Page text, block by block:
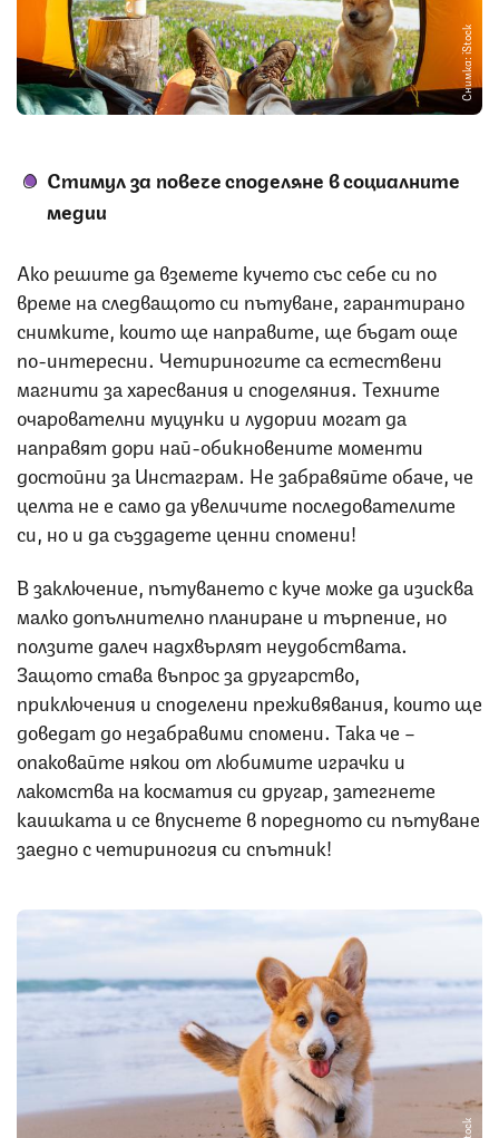
Снимка: iStock
Стимул за повече споделяне в социалните
медии
Ако решите да вземете кучето със себе си по
време на следващото си пътуване, гарантирано
снимките, които ще направите, ще бъдат още
по-интересни. Четириногите са естествени
магнити за харесвания и споделяния. Техните
очарователни муцунки и лудории могат да
направят дори най-обикновените моменти
достойни за Инстаграм. Не забравяйте обаче, че
целта не е само да увеличите последователите
си, но и да създадете ценни спомени!
В заключение, пътуването с куче може да изисква
малко допълнително планиране и търпение, но
ползите далеч надхвърлят неудобствата.
Защото става въпрос за другарство,
приключения и споделени преживявания, които ще
доведат до незабравими спомени. Така че –
опаковайте някои от любимите играчки и
лакомства на косматия си другар, затегнете
каишката и се впуснете в поредното си пътуване
заедно с четириногия си спътник!